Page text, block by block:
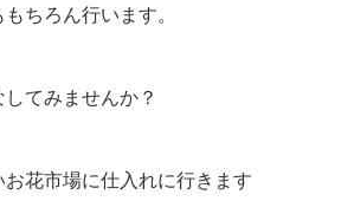
ちろん行います。
てみませんか？
花市場に仕入れに行きます